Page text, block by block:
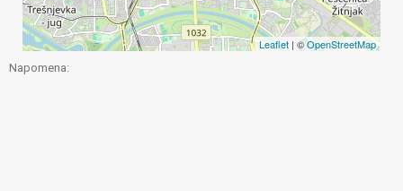
Leaflet | ©OpenStreetMap
Napomena: